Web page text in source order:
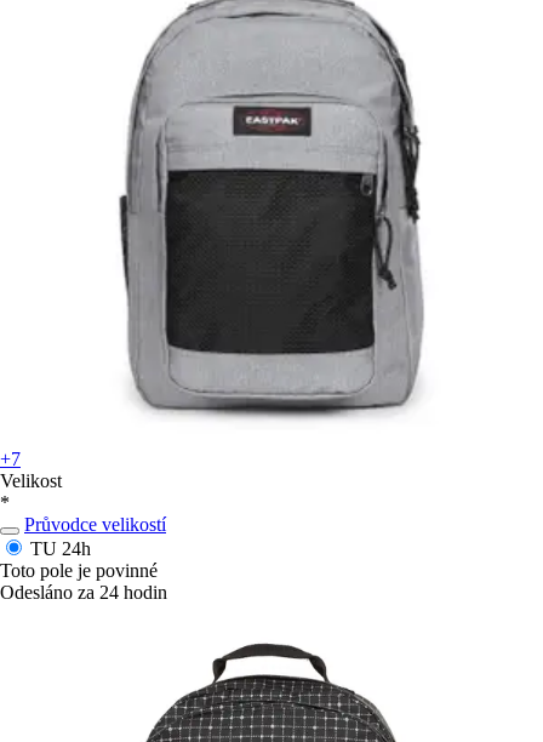
+7
Velikost
*
Průvodce velikostí
TU 24h
Toto pole je povinné
Odesláno za 24 hodin